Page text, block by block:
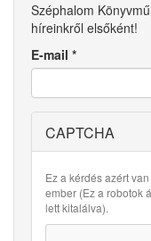
Széphalom
híreinkről elsőként!
E-mail *
CAPTCHA
Ez a kérdés azért
ember (Ez a robotok
lett kitalálva).